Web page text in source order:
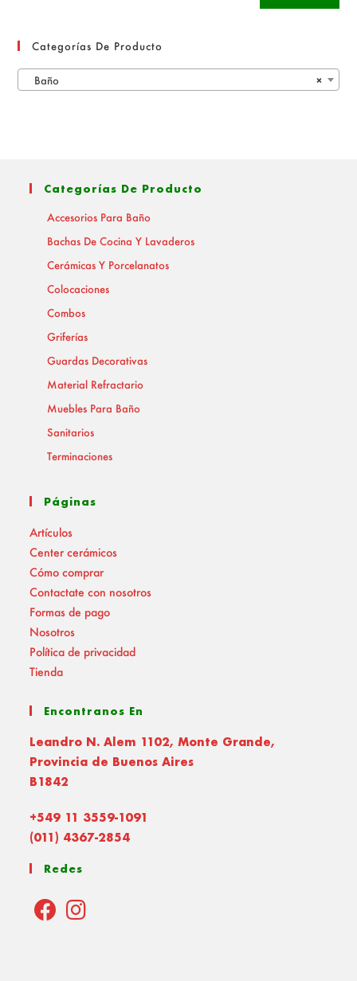
Categorías De Producto
×
Baño
Categorías De Producto
Accesorios Para Baño
Bachas De Cocina Y Lavaderos
Cerámicas Y Porcelanatos
Colocaciones
Combos
Griferías
Guardas Decorativas
Material Refractario
Muebles Para Baño
Sanitarios
Terminaciones
Páginas
Artículos
Center cerámicos
Cómo comprar
Contactate con nosotros
Formas de pago
Nosotros
Política de privacidad
Tienda
Encontranos En
Leandro N. Alem 1102, Monte Grande,
Provincia de Buenos Aires
B1842
+549 11 3559-1091
(011) 4367-2854
Redes